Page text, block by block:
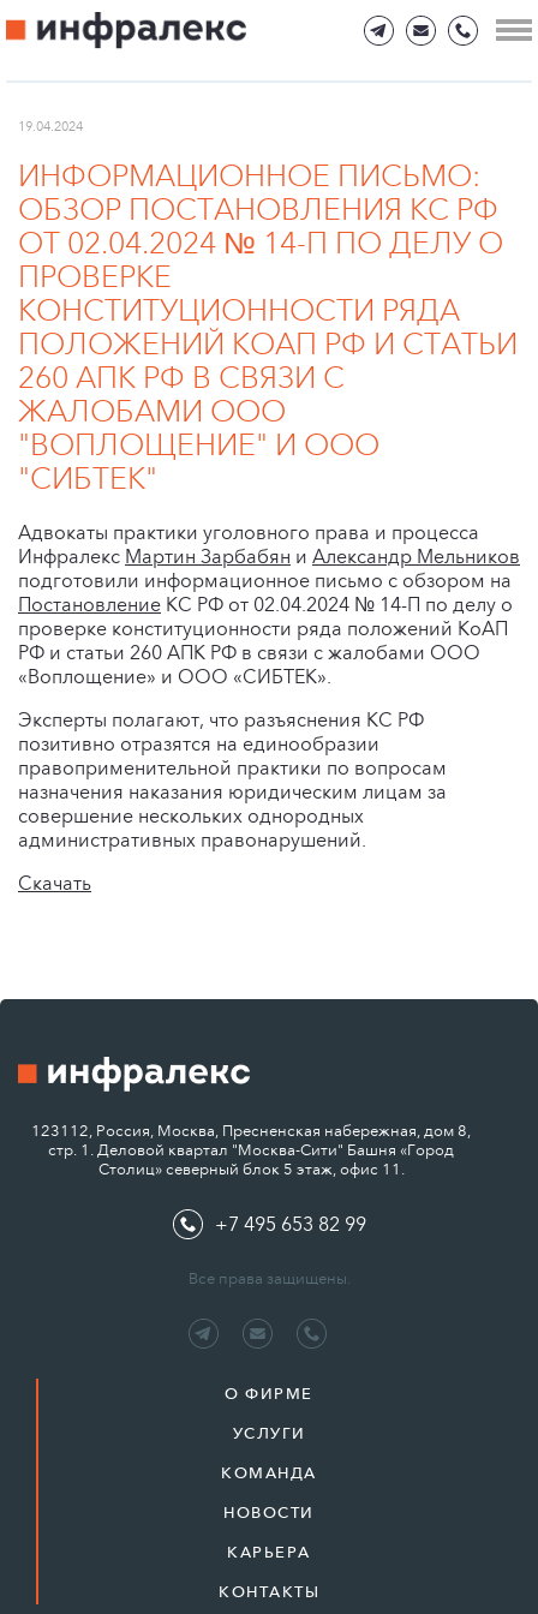
19.04.2024
​ИНФОРМАЦИОННОЕ ПИСЬМО:
ОБЗОР ПОСТАНОВЛЕНИЯ КС РФ
ОТ 02.04.2024 № 14-П ПО ДЕЛУ О
ПРОВЕРКЕ
КОНСТИТУЦИОННОСТИ РЯДА
ПОЛОЖЕНИЙ КОАП РФ И СТАТЬИ
260 АПК РФ В СВЯЗИ С
ЖАЛОБАМИ ООО
"ВОПЛОЩЕНИЕ" И ООО
"СИБТЕК"
Адвокаты практики уголовного права и процесса
Инфралекс Мартин Зарбабян и Александр Мельников
подготовили информационное письмо с обзором на
Постановление КС РФ от 02.04.2024 № 14-П по делу о
проверке конституционности ряда положений КоАП
РФ и статьи 260 АПК РФ в связи с жалобами ООО
«Воплощение» и ООО «СИБТЕК».
Эксперты полагают, что разъяснения КС РФ
позитивно отразятся на единообразии
правоприменительной практики по вопросам
назначения наказания юридическим лицам за
совершение нескольких однородных
административных правонарушений.
Скачать
123112, Россия, Москва, Пресненская набережная, дом 8,
стр. 1. Деловой квартал "Москва-Сити" Башня «Город
Столиц» северный блок 5 этаж, офис 11.
+7 495 653 82 99
Все права защищены.
О ФИРМЕ
УСЛУГИ
КОМАНДА
НОВОСТИ
КАРЬЕРА
КОНТАКТЫ